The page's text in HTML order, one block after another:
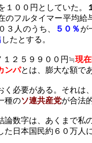
００円としていた。
のフルタイマー平均給
３人のうち、 ５０％ が
したとする。
１２５９９００円≒現
ンパとは、膨大な額で
く必要がある。それは
種のソ連共産党が合法
数字は、あくまで私
日本国民約６０万